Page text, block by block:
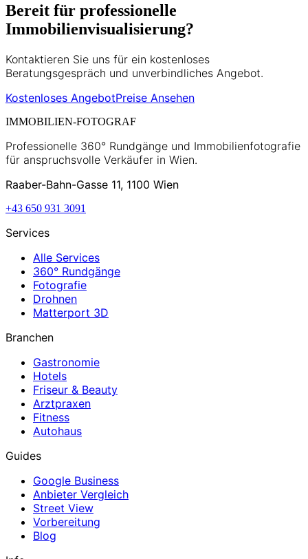
Bereit für professionelle
Immobilienvisualisierung?
Kontaktieren Sie uns für ein kostenloses
Beratungsgespräch und unverbindliches Angebot.
Kostenloses AngebotPreise Ansehen
IMMOBILIEN-FOTOGRAF
Professionelle 360° Rundgänge und Immobilienfotografie
für anspruchsvolle Verkäufer in Wien.
Raaber-Bahn-Gasse 11, 1100 Wien
+43 650 931 3091
Services
Alle Services
360° Rundgänge
Fotografie
Drohnen
Matterport 3D
Branchen
Gastronomie
Hotels
Friseur & Beauty
Arztpraxen
Fitness
Autohaus
Guides
Google Business
Anbieter Vergleich
Street View
Vorbereitung
Blog